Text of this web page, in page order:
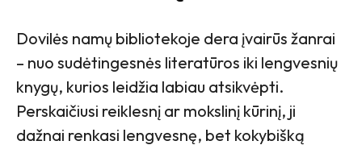
Dovilės namų bibliotekoje dera įvairūs žanrai
– nuo sudėtingesnės literatūros iki lengvesnių
knygų, kurios leidžia labiau atsikvėpti.
Perskaičiusi reiklesnį ar mokslinį kūrinį, ji
dažnai renkasi lengvesnę, bet kokybišką